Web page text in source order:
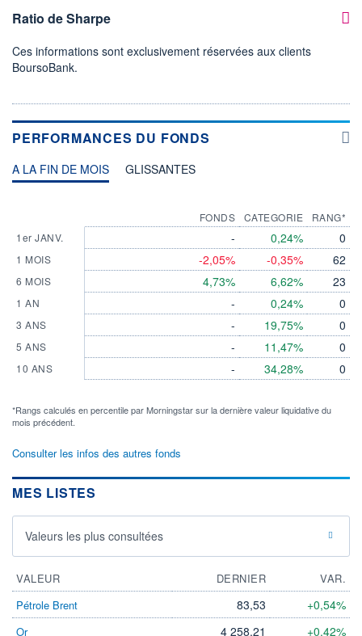
Ratio de Sharpe
Ces informations sont exclusivement réservées aux clients
BoursoBank.
PERFORMANCES DU FONDS
A LA FIN DE MOIS GLISSANTES
1er JANV.
1 MOIS
6 MOIS
1 AN
3 ANS
5 ANS
10 ANS
FONDS
-
-2,05%
4,73%
-
-
-
-
CATEGORIE
0,24%
-0,35%
6,62%
0,24%
19,75%
11,47%
34,28%
RANG*
0
62
23
0
0
0
0
*Rangs calculés en percentile par Morningstar sur la dernière valeur liquidative du
mois précédent.
Consulter les infos des autres fonds
MES LISTES
Valeurs les plus consultées
VALEUR DERNIER
VAR.
Pétrole Brent
83,53 +0,54%
Or 4 258,21 +0,42%